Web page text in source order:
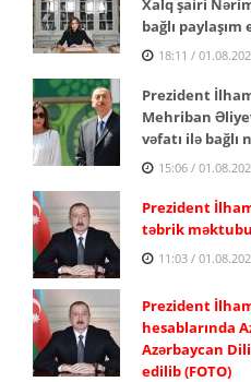
Xalq şairi
bağlı paylaşım
18:11 /
Prezident
Mehriban
vəfatı ilə bağlı
15:06 /
Prezident
təbrik
11:03 /
Prezident
hesablarında
Azərbaycan
edilib (FOTO)